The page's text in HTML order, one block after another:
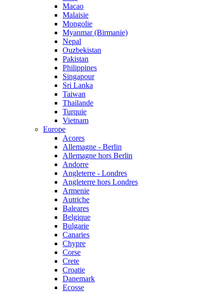
Macao
Malaisie
Mongolie
Myanmar (Birmanie)
Nepal
Ouzbekistan
Pakistan
Philippines
Singapour
Sri Lanka
Taiwan
Thailande
Turquie
Vietnam
Europe
Acores
Allemagne - Berlin
Allemagne hors Berlin
Andorre
Angleterre - Londres
Angleterre hors Londres
Armenie
Autriche
Baleares
Belgique
Bulgarie
Canaries
Chypre
Corse
Crete
Croatie
Danemark
Ecosse